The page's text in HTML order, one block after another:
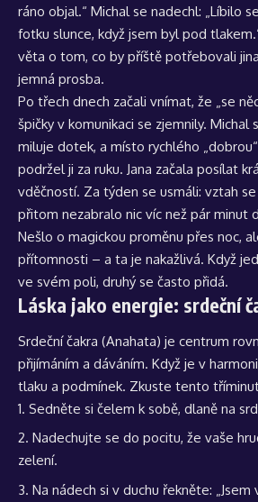
ráno objal.“ Michal se nadechl: „Líbilo
fotku slunce, když jsem byl pod
věta o tom, co by příště potřebovali
jemná prosba.
Po třech dnech začali vnímat, že „se
špičky v komunikaci se zjemnily. Michal
miluje dotek, a místo rychlého
podržel ji za ruku. Jana začala posílat
vděčností. Za týden se usmáli: vztah
přitom nezabralo nic víc než pár minut
Nešlo o magickou proměnu přes noc,
přítomnosti – a ta je nakažlivá. Když
ve svém poli, druhý se často přidá.
Láska jako energie: srdeční
Srdeční čakra (Anahata) je centrum
přijímáním a dáváním. Když je v
tlaku a podmínek. Zkuste tento
Sedněte si čelem k sobě, dlaně na
Nadechujte se do pocitu, že vaše
zelení.
Na nádech si v duchu řekněte: „Jsem